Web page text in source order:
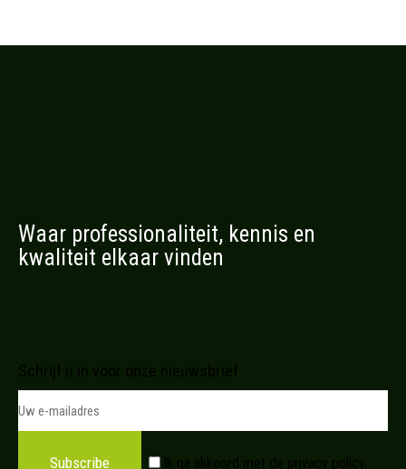
Waar professionaliteit, kennis en
kwaliteit elkaar vinden
Schrijf u in voor onze nieuwsbrief
Subscribe Ik ga akkoord met de privacy policy.